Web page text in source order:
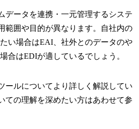
データを連携・一元管理するシステ
範囲や目的が異なります。自社内の
い場合はEAI、社外とのデータのや
合はEDIが適しているでしょう。
ールについてより詳しく解説してい
ての理解を深めたい方はあわせて参